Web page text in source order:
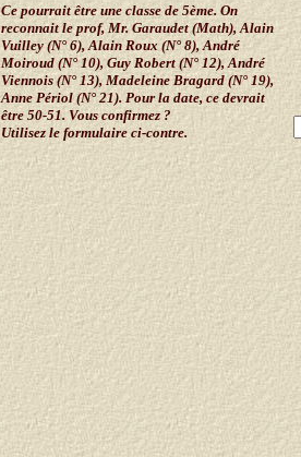
Ce pourrait être une classe de 5ème. On
reconnait le prof, Mr. Garaudet (Math), Alain
Vuilley (N° 6), Alain Roux (N° 8), André
Moiroud (N° 10), Guy Robert (N° 12), André
Viennois (N° 13), Madeleine Bragard (N° 19),
Anne Périol (N° 21). Pour la date, ce devrait
être 50-51. Vous confirmez ?
Utilisez le formulaire ci-contre.